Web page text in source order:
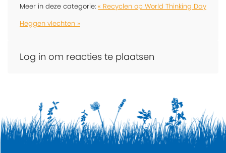
Meer in deze categorie: « Recyclen op World Thinking Day
Heggen vlechten »
Log in om reacties te plaatsen